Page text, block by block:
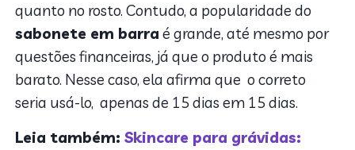
quanto no rosto. Contudo, a popularidade do
sabonete em barra é grande, até mesmo por
questões financeiras, já que o produto é mais
barato. Nesse caso, ela afirma que o correto
seria usá-lo, apenas de 15 dias em 15 dias.
Leia também:Skincare para grávidas: